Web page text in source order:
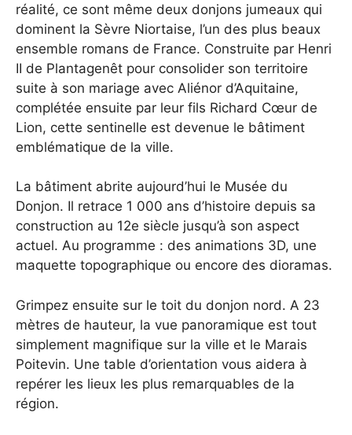
réalité, ce sont même deux donjons jumeaux qui
dominent la Sèvre Niortaise, l’un des plus beaux
ensemble romans de France. Construite par Henri
II de Plantagenêt pour consolider son territoire
suite à son mariage avec Aliénor d’Aquitaine,
complétée ensuite par leur fils Richard Cœur de
Lion, cette sentinelle est devenue le bâtiment
emblématique de la ville.
La bâtiment abrite aujourd’hui le Musée du
Donjon. Il retrace 1 000 ans d’histoire depuis sa
construction au 12e siècle jusqu’à son aspect
actuel. Au programme : des animations 3D, une
maquette topographique ou encore des dioramas.
Grimpez ensuite sur le toit du donjon nord. A 23
mètres de hauteur, la vue panoramique est tout
simplement magnifique sur la ville et le Marais
Poitevin. Une table d’orientation vous aidera à
repérer les lieux les plus remarquables de la
région.